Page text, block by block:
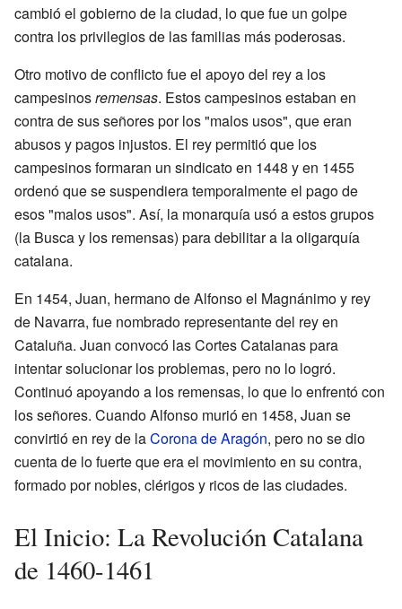
cambió el gobierno de la ciudad, lo que fue un golpe
contra los privilegios de las familias más poderosas.
Otro motivo de conflicto fue el apoyo del rey a los
campesinosremensas. Estos campesinos estaban en
contra de sus señores por los "malos usos", que eran
abusos y pagos injustos. El rey permitió que los
campesinos formaran un sindicato en 1448 y en 1455
ordenó que se suspendiera temporalmente el pago de
esos "malos usos". Así, la monarquía usó a estos grupos
(la Busca y los remensas) para debilitar a la oligarquía
catalana.
En 1454, Juan, hermano de Alfonso el Magnánimo y rey
de Navarra, fue nombrado representante del rey en
Cataluña. Juan convocó las Cortes Catalanas para
intentar solucionar los problemas, pero no lo logró.
Continuó apoyando a los remensas, lo que lo enfrentó con
los señores. Cuando Alfonso murió en 1458, Juan se
convirtió en rey de laCorona de Aragón, pero no se dio
cuenta de lo fuerte que era el movimiento en su contra,
formado por nobles, clérigos y ricos de las ciudades.
El Inicio: La Revolución Catalana
de 1460-1461